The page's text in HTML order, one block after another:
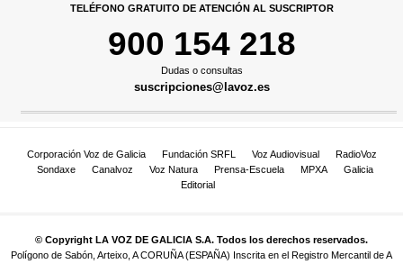
TELÉFONO GRATUITO DE ATENCIÓN AL SUSCRIPTOR
900 154 218
Dudas o consultas
suscripciones@lavoz.es
Corporación Voz de Galicia Fundación SRFL Voz Audiovisual
RadioVoz
Sondaxe
Canalvoz Voz Natura Prensa-Escuela MPXA
Galicia
Editorial
© Copyright LA VOZ DE GALICIA S.A. Todos los derechos reservados.
Polígono de Sabón, Arteixo, A CORUÑA (ESPAÑA) Inscrita en el Registro Mercantil de A